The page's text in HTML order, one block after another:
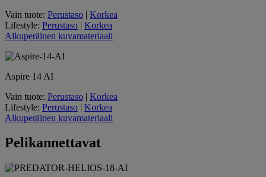
Vain tuote: Perustaso | Korkea
Lifestyle: Perustaso | Korkea
Alkuperäinen kuvamateriaali
Aspire 14 AI
Vain tuote: Perustaso | Korkea
Lifestyle: Perustaso | Korkea
Alkuperäinen kuvamateriaali
Pelikannettavat